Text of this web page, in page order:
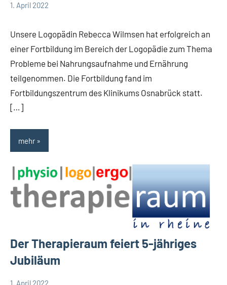
Allgemein
1. April 2022
TBueskens
Unsere Logopädin Rebecca Wilmsen hat erfolgreich an
einer Fortbildung im Bereich der Logopädie zum Thema
Probleme bei Nahrungsaufnahme und Ernährung
teilgenommen. Die Fortbildung fand im
Fortbildungszentrum des Klinikums Osnabrück statt.
[…]
mehr
Der Therapieraum feiert 5-jähriges
Jubiläum
1. April 2022